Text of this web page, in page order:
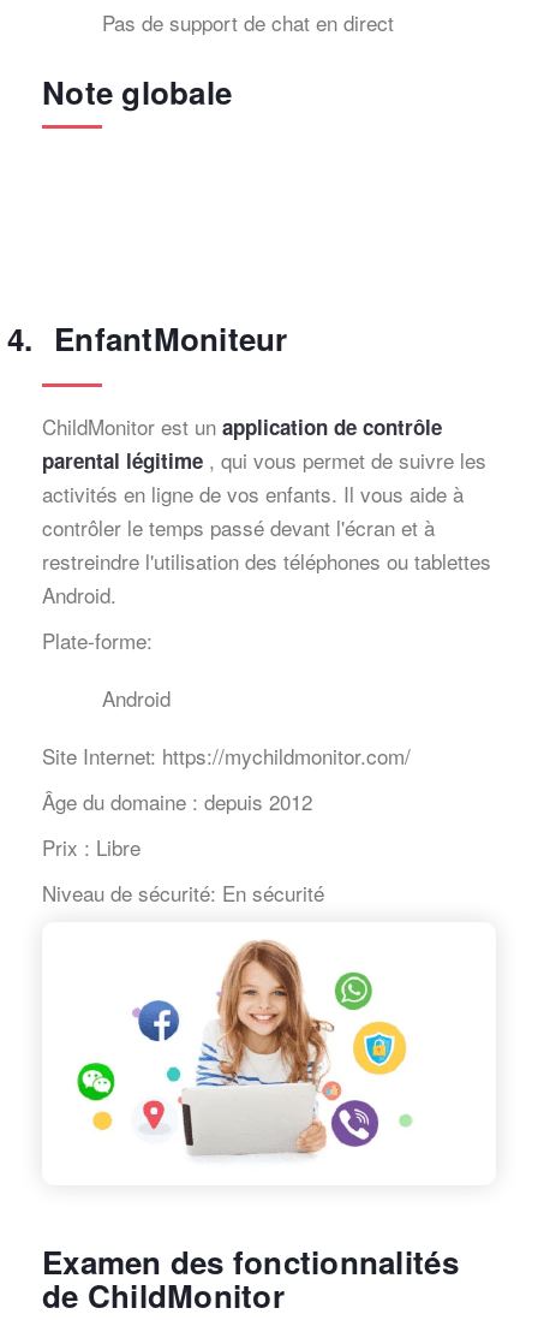
Pas de support de chat en direct
Note globale
EnfantMoniteur
ChildMonitor est un application de contrôle
parental légitime , qui vous permet de suivre les
activités en ligne de vos enfants. Il vous aide à
contrôler le temps passé devant l'écran et à
restreindre l'utilisation des téléphones ou tablettes
Android.
Plate-forme:
Android
Site Internet: https://mychildmonitor.com/
Âge du domaine : depuis 2012
Prix : Libre
Niveau de sécurité: En sécurité
Examen des fonctionnalités
de ChildMonitor